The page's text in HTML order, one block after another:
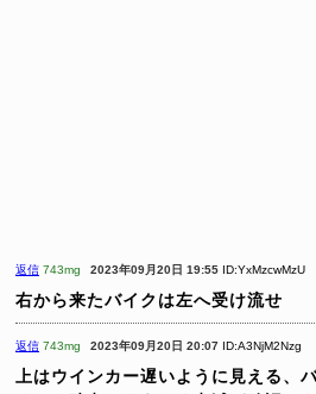
返信 743mg 2023年09月20日 19:55 ID:YxMzcwMzU
右から来たバイクは左へ受け流せ
返信 743mg 2023年09月20日 20:07 ID:A3NjM2Nzg
上はウインカー遅いように見える、